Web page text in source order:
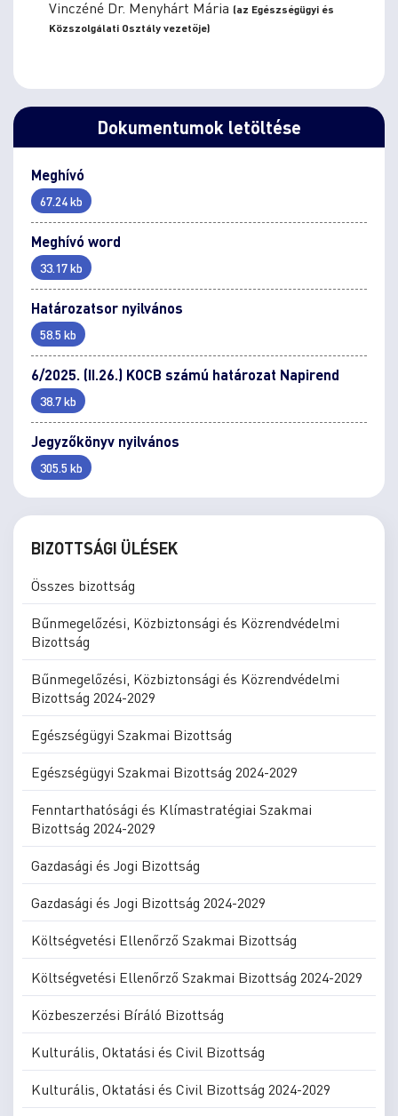
Vinczéné Dr. Menyhárt Mária (az Egészségügyi és
Közszolgálati Osztály vezetője)
Dokumentumok letöltése
Meghívó
67.24 kb
Meghívó word
33.17 kb
Határozatsor nyilvános
58.5 kb
6/2025. (II.26.) KOCB számú határozat Napirend
38.7 kb
Jegyzőkönyv nyilvános
305.5 kb
BIZOTTSÁGI ÜLÉSEK
Összes bizottság
Bűnmegelőzési, Közbiztonsági és Közrendvédelmi
Bizottság
Bűnmegelőzési, Közbiztonsági és Közrendvédelmi
Bizottság 2024-2029
Egészségügyi Szakmai Bizottság
Egészségügyi Szakmai Bizottság 2024-2029
Fenntarthatósági és Klímastratégiai Szakmai
Bizottság 2024-2029
Gazdasági és Jogi Bizottság
Gazdasági és Jogi Bizottság 2024-2029
Költségvetési Ellenőrző Szakmai Bizottság
Költségvetési Ellenőrző Szakmai Bizottság 2024-2029
Közbeszerzési Bíráló Bizottság
Kulturális, Oktatási és Civil Bizottság
Kulturális, Oktatási és Civil Bizottság 2024-2029